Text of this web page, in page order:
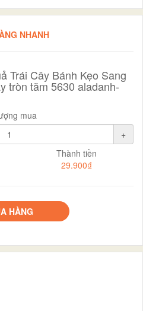
NHANH
Trái Cây Bánh Kẹo Sang
tròn tăm 5630 aladanh-
mua
+
Thành tiền
29.900₫
HÀNG